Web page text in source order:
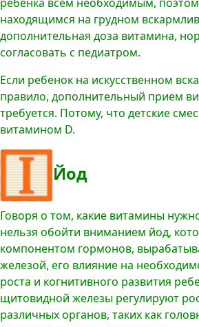
находящимся на грудном
дополнительная доза витамина,
согласовать с педиатром.
Если ребенок на искусственном
правило, дополнительный прием
требуется. Потому, что детские
витамином D.
Йод
Говоря о том, какие витамины
нельзя обойти вниманием йод,
компонентом гормонов,
железой, его влияние на
роста и когнитивного развития
щитовидной железы регулируют
различных органов, таких как